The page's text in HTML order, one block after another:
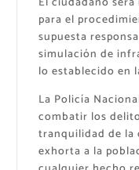
para el
supuesta
simulación de
lo establecido en
La Policía
combatir los
tranquilidad de la
exhorta a la